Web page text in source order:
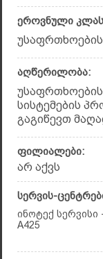
ეროვნული
უსაფრთხოების
აღწერილობა:
სისტემების
გაგიწევთ
ფილიალები:
არ აქვს
სერვის-
ინოტექ
A425